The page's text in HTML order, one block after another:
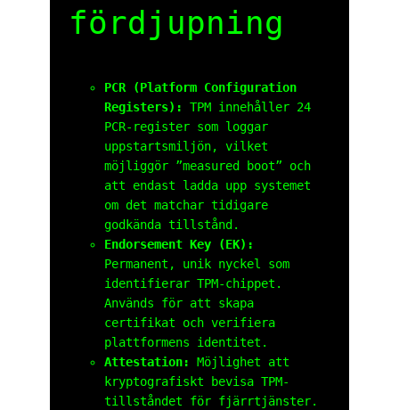
fördjupning
PCR (Platform Configuration
Registers):
TPM innehåller 24
PCR-register som loggar
uppstartsmiljön, vilket
möjliggör ”measured boot” och
att endast ladda upp systemet
om det matchar tidigare
godkända tillstånd.
Endorsement Key (EK):
Permanent, unik nyckel som
identifierar TPM-chippet.
Används för att skapa
certifikat och verifiera
plattformens identitet.
Attestation:
Möjlighet att
kryptografiskt bevisa TPM-
tillståndet för fjärrtjänster.